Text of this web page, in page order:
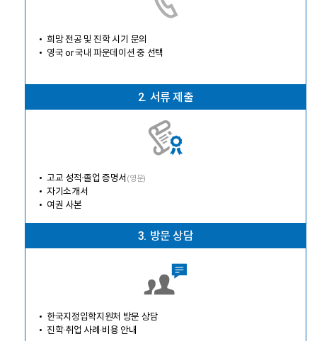
희망 전공 및 진학 시기 문의
영국 or 국내 파운데이션 중 선택
2. 서류 제출
고교 성적·졸업 증명서 (영문)
자기소개서
여권 사본
3. 방문 상담
한국지정입학지원처 방문 상담
진학·취업 사례·비용 안내